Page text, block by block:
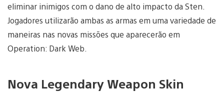
eliminar inimigos com o dano de alto impacto da Sten.
Jogadores utilizarão ambas as armas em uma variedade de
maneiras nas novas missões que aparecerão em
Operation: Dark Web.
Nova Legendary Weapon Skin